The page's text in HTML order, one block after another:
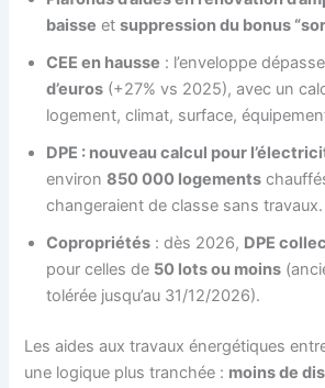
baisse etsuppression du bonus
CEE en hausse : l’enveloppe
d’euros (+27% vs 2025), avec un
logement, climat, surface,
DPE : nouveau calcul pour
environ850 000 logements
changeraient de classe sans travaux.
Copropriétés : dès 2026, DPE
pour celles de 50 lots ou moins
tolérée jusqu’au 31/12/2026).
Les aides aux travaux énergétiques
une logique plus tranchée : moins de